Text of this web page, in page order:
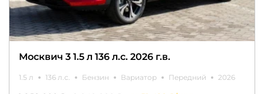
Москвич 3 1.5 л 136 л.с. 2026 г.в.
1.5 л 136 л.с. Бензин Вариатор Передний 2026